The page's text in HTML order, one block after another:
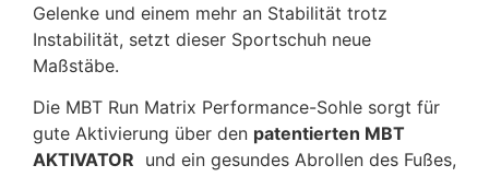
Gelenke und einem mehr an Stabilität trotz
Instabilität, setzt dieser Sportschuh neue
Maßstäbe.
Die MBT Run Matrix Performance-Sohle sorgt für
gute Aktivierung über den patentierten MBT
AKTIVATOR und ein gesundes Abrollen des Fußes,